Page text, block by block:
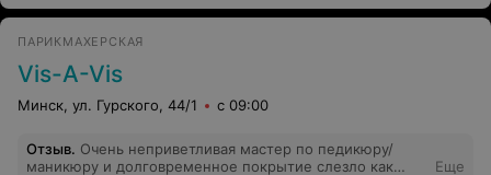
ПАРИКМАХЕРСКАЯ
Vis-A-Vis
Минск, ул. Гурского, 44/1 с 09:00
Отзыв. Очень неприветливая мастер по педикюру/
маникюру и долговременное покрытие слезло как
Еще